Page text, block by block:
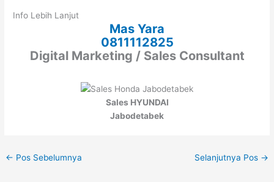
Info Lebih Lanjut
Mas Yara
0811112825
Digital Marketing / Sales Consultant
Sales HYUNDAI
Jabodetabek
← Pos Sebelumnya Selanjutnya Pos →